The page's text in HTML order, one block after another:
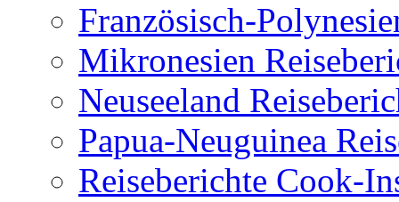
Französisch-
Mikronesien
Neuseeland
Papua-Neuguinea
Reiseberichte Cook-